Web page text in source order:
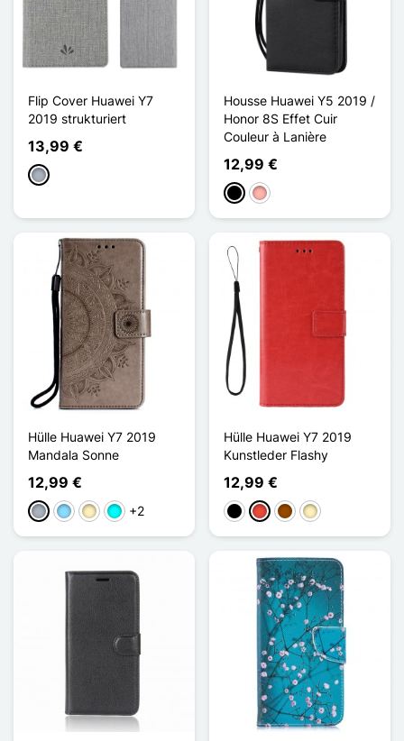
Flip Cover Huawei Y7
2019 strukturiert
13,99 €
Grau
Housse Huawei Y5 2019 /
Honor 8S Effet Cuir
Couleur à Lanière
12,99 €
SchwarzRoségold
Hülle Huawei Y7 2019
Mandala Sonne
12,99 €
GrauHellblauGoldenCyan+2
Hülle Huawei Y7 2019
Kunstleder Flashy
12,99 €
Schwarz
Rot BraunGolden